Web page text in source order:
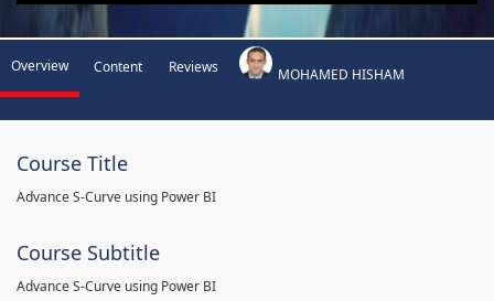
Overview Content Reviews MOHAMED HISHAM
Course Title
Advance S-Curve using Power BI
Course Subtitle
Advance S-Curve using Power BI